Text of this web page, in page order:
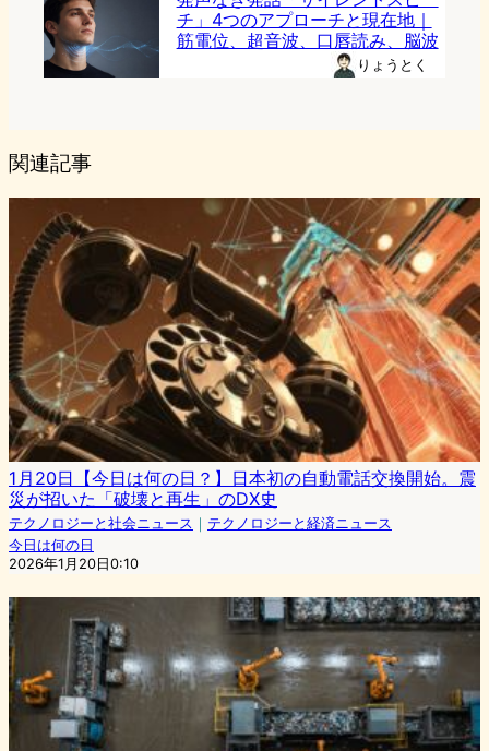
チ」4つのアプローチと現在地｜
筋電位、超音波、口唇読み、脳波
りょうとく
関連記事
1月20日【今日は何の日？】日本初の自動電話交換開始。震
災が招いた「破壊と再生」のDX史
テクノロジーと社会ニュース ｜ テクノロジーと経済ニュース
今日は何の日
2026年1月20日0:10